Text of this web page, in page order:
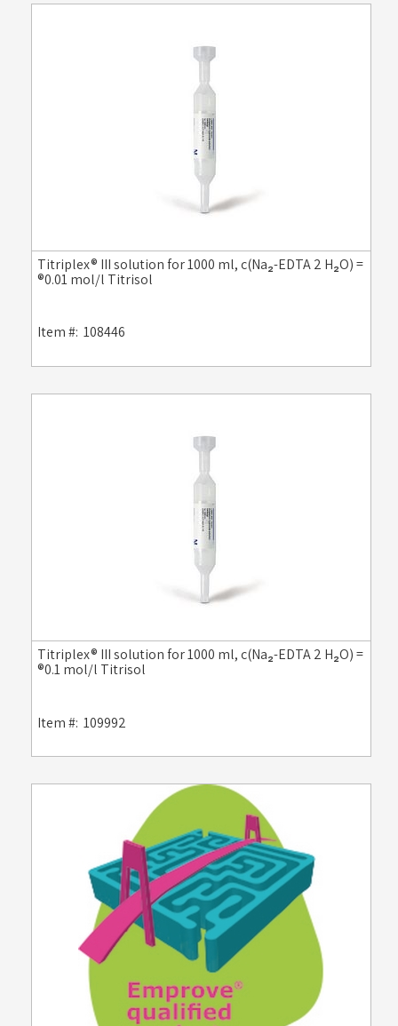
Titriplex® III solution for 1000 ml, c(Na₂-EDTA 2 H₂O) =
0.01 mol/l Titrisol®
Item #: 108446
Titriplex® III solution for 1000 ml, c(Na₂-EDTA 2 H₂O) =
0.1 mol/l Titrisol®
Item #: 109992